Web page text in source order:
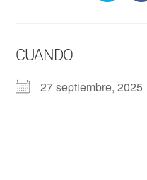
CUANDO
27 septiembre, 2025